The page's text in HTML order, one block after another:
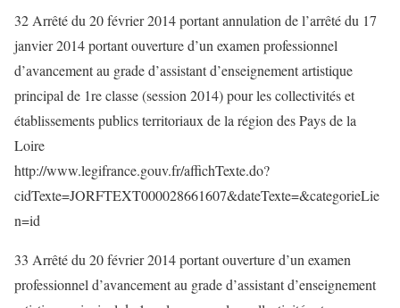
32 Arrêté du 20 février 2014 portant annulation de l’arrêté du 17
janvier 2014 portant ouverture d’un examen professionnel
d’avancement au grade d’assistant d’enseignement artistique
principal de 1re classe (session 2014) pour les collectivités et
établissements publics territoriaux de la région des Pays de la
Loire
http://www.legifrance.gouv.fr/affichTexte.do?
cidTexte=JORFTEXT000028661607&dateTexte=&categorieLie
n=id
33 Arrêté du 20 février 2014 portant ouverture d’un examen
professionnel d’avancement au grade d’assistant d’enseignement